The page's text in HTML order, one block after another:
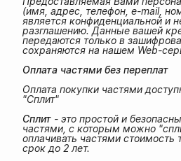
(имя, адрес, телефон, e-mail,
является конфиденциальной и
разглашению. Данные вашей
передаются только в
сохраняются на нашем Web-
Оплата частями без переплат
Оплата покупки частями
"Сплит"
Сплит - это простой и
частями, с которым можно
оплачивать частями стоимость
срок до 2 лет.